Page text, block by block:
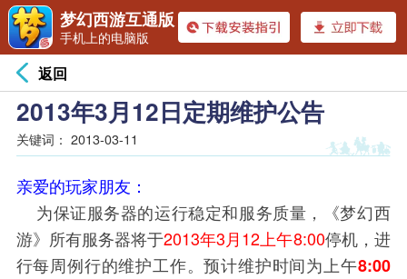
返回
2013年3月12日定期维护公告
关键词： 2013-03-11
亲爱的玩家朋友：
为保证服务器的运行稳定和服务质量，《梦幻西
游》所有服务器将于2013年3月12上午8:00停机，进
行每周例行的维护工作。预计维护时间为上午8:00
梦幻西游互通版
手机上的电脑版